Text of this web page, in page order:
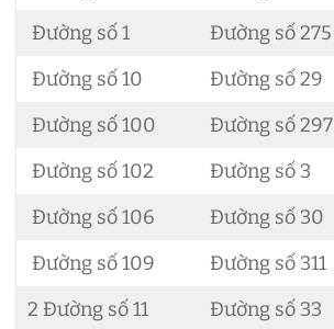
Đường số 1
Đường số 275
Đường số 10
Đường số 29
Đường số 100
Đường số 297
Đường số 102
Đường số 3
Đường số 106
Đường số 30
Đường số 109
Đường số 311
2 Đường số 11
Đường số 33